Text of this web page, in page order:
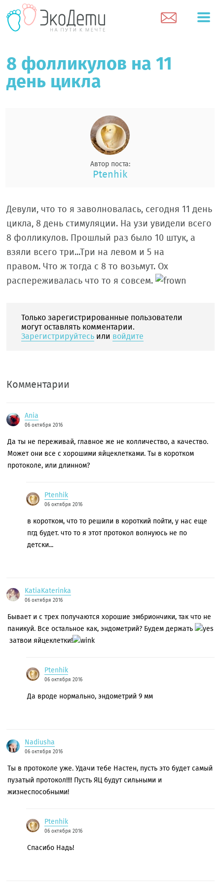
8 фолликулов на 11
день цикла
Автор поста:
Ptenhik
Девули, что то я заволновалась, сегодня 11 день
цикла, 8 день стимуляции. На узи увидели всего
8 фолликулов. Прошлый раз было 10 штук, а
взяли всего три...Три на левом и 5 на
правом. Что ж тогда с 8 то возьмут. Ох
распереживалась что то я совсем.
Только зарегистрированные пользователи
могут оставлять комментарии.
Зарегистрируйтесь или войдите
Комментарии
Ania
06 октября 2016
Да ты не переживай, главное же не колличество, а качество.
Может они все с хорошими яйцеклетками. Ты в коротком
протоколе, или длинном?
Ptenhik
06 октября 2016
в коротком, что то решили в короткий пойти, у нас еще
пгд будет. что то я этот протокол волнуюсь не по
детски...
KatiaKaterinka
06 октября 2016
Бывает и с трех получаются хорошие эмбриончики, так что не
паникуй. Все остальное как, эндометрий? Будем держать
затвои яйцеклетки!
Ptenhik
06 октября 2016
Да вроде нормально, эндометрий 9 мм
Nadiusha
06 октября 2016
Ты в протоколе уже. Удачи тебе Настен, пусть это будет самый
пузатый протокол!!!! Пусть ЯЦ будут сильными и
жизнеспособными!
Ptenhik
06 октября 2016
Спасибо Надь!